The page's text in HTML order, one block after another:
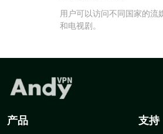
用户可以访问不同国家的流
和电视剧。
产品 支持